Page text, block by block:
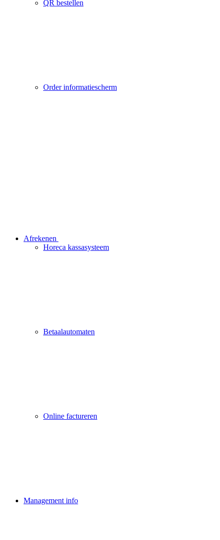
QR bestellen
Order informatiescherm
Afrekenen
Horeca kassasysteem
Betaalautomaten
Online factureren
Management info